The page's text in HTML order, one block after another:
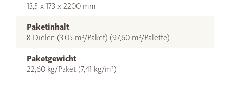
13,5 x 173 x 2200 mm
Paketinhalt
8 Dielen (3,05 m²/Paket) (97,60 m²/Palette)
Paketgewicht
22,60 kg/Paket (7,41 kg/m²)